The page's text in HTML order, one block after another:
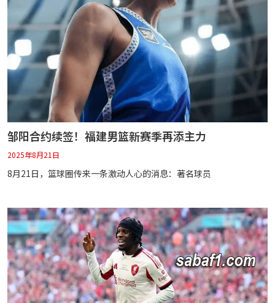
邹阳合约续签！福建男篮新赛季再添主力
2025年8月21日
8月21日，篮球圈传来一条激动人心的消息：著名球员